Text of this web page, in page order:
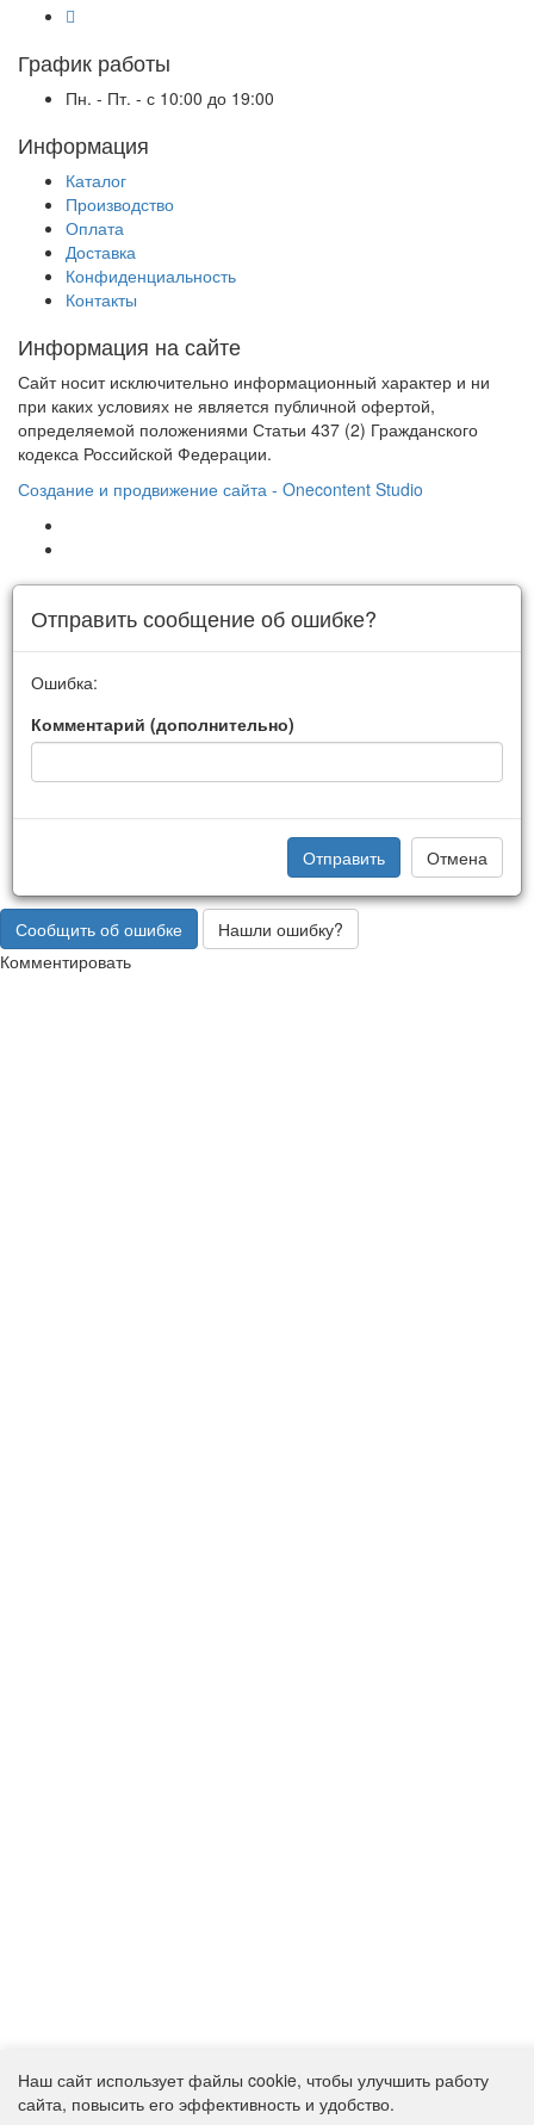
График работы
Пн. - Пт. - с 10:00 до 19:00
Информация
Каталог
Производство
Оплата
Доставка
Конфиденциальность
Контакты
Информация на сайте
Сайт носит исключительно информационный характер и ни
при каких условиях не является публичной офертой,
определяемой положениями Статьи 437 (2) Гражданского
кодекса Российской Федерации.
Создание и продвижение сайта - Onecontent Studio
Наш сайт использует файлы cookie, чтобы улучшить работу
сайта, повысить его эффективность и удобство.
Отправить сообщение об ошибке?
Ошибка:
Комментарий (дополнительно)
Отправить Отмена
Сообщить об ошибке
Нашли ошибку?
Комментировать